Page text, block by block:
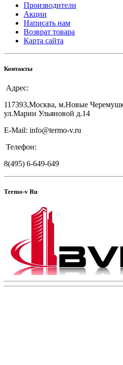
Производители
Акции
Написать нам
Возврат товара
Карта сайта
Контакты
Адрес:
117393,Москва, м.Новые
ул.Марии Ульяновой д.14
E-Mail: info@termo-v.ru
Телефон:
8(495) 6-649-649
Termo-v Ru